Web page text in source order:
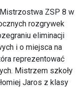
ZSP 8 w
rozgrywek
eliminacji
i o miejsca na
reprezentować
Mistrzem szkoły
Jaros z klasy